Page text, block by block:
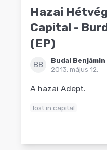
Hazai
Capital -
(EP)
BB
Budai Benjámin
2013. május 12.
A hazai Adept.
lost in capital